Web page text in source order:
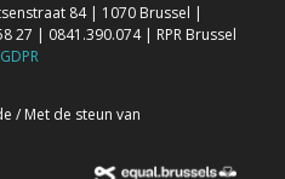
84 | 1070 Brussel |
27 | 0841.390.074 | RPR Brussel
GDPR
/ Met de steun van